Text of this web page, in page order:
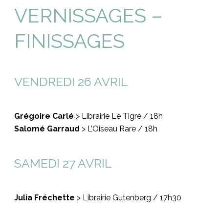
VERNISSAGES –
FINISSAGES
VENDREDI 26 AVRIL
Grégoire Carlé > Librairie Le Tigre / 18h
Salomé Garraud > L’Oiseau Rare / 18h
SAMEDI 27 AVRIL
Julia Fréchette > Librairie Gutenberg / 17h30